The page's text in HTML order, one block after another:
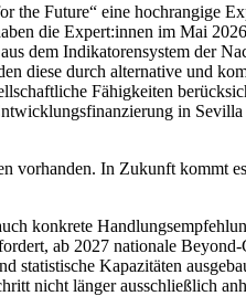
the Future“ eine hochrangige
die Expert:innen im Mai
dem Indikatorensystem der
diese durch alternative und
Fähigkeiten
in Sevilla
vorhanden. In Zukunft kommt
konkrete
ab 2027 nationale
statistische Kapazitäten
nicht länger ausschließlich